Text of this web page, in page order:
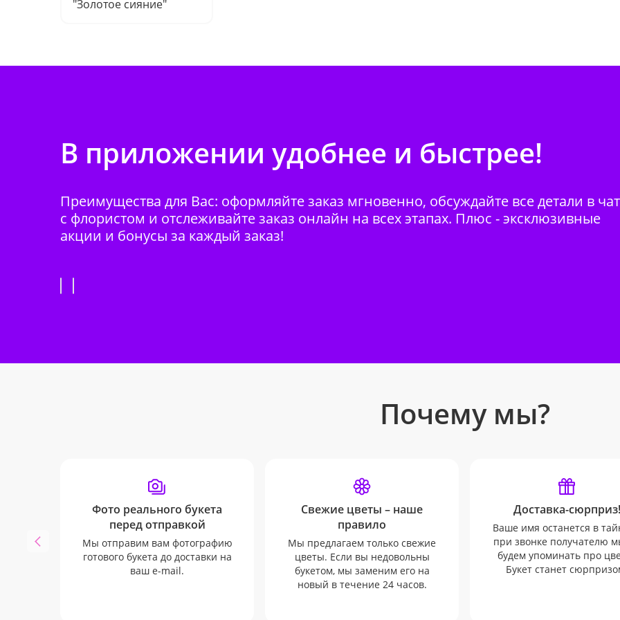
"Золотое сияние"
В приложении удобнее и быстрее!
Преимущества для Вас: оформляйте заказ мгновенно, обсуждайте все детали в
с флористом и отслеживайте заказ онлайн на всех этапах. Плюс - эксклюзивные
акции и бонусы за каждый заказ!
Почему мы?
Фото реального букета
перед отправкой
Мы отправим вам фотографию
готового букета до доставки на
ваш e-mail.
Свежие цветы – наше
правило
Мы предлагаем только свежие
цветы. Если вы недовольны
букетом, мы заменим его на
новый в течение 24 часов.
Доставка-сюрприз!
Ваше имя останется в
при звонке получателю
будем упоминать про
Букет станет